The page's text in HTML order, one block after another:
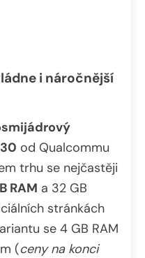
i náročnější
od Qualcommu
trhu se nejčastěji
RAM a 32 GB
stránkách
se 4 GB RAM
(ceny na konci